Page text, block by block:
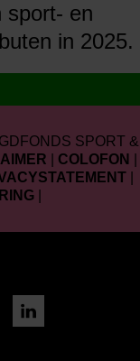
sport- en
in 2025.
SPORT
COLOFON